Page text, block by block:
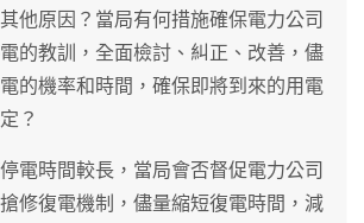
他原因？當局有何措施確保電力公司
的教訓，全面檢討、糾正、改善，儘
的機率和時間，確保即將到來的用電
？
電時間較長，當局會否督促電力公司
修復電機制，儘量縮短復電時間，減